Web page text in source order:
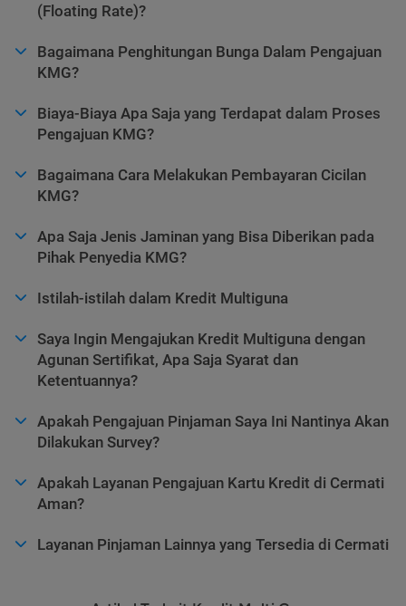
(Floating Rate)?
Bagaimana Penghitungan Bunga Dalam Pengajuan
KMG?
Biaya-Biaya Apa Saja yang Terdapat dalam Proses
Pengajuan KMG?
Bagaimana Cara Melakukan Pembayaran Cicilan
KMG?
Apa Saja Jenis Jaminan yang Bisa Diberikan pada
Pihak Penyedia KMG?
Istilah-istilah dalam Kredit Multiguna
Saya Ingin Mengajukan Kredit Multiguna dengan
Agunan Sertifikat, Apa Saja Syarat dan
Ketentuannya?
Apakah Pengajuan Pinjaman Saya Ini Nantinya Akan
Dilakukan Survey?
Apakah Layanan Pengajuan Kartu Kredit di Cermati
Aman?
Layanan Pinjaman Lainnya yang Tersedia di Cermati